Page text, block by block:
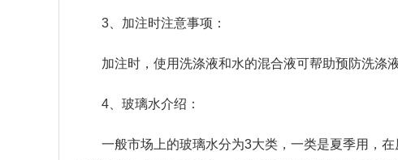
3、加注时注意事项：
加注时，使用洗涤液和水的混合液可帮助预防洗涤
4、玻璃水介绍：
一般市场上的玻璃水分为3大类，一类是夏季用，